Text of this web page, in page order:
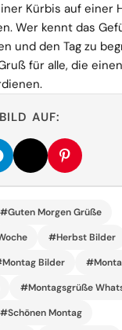
Kürbis auf einer
Wer kennt das
und den Tag zu
für alle, die
AUF:
#Guten Morgen Grüße
#Herbst Bilder
Bilder
#Montagsgrüße
#Schönen Montag